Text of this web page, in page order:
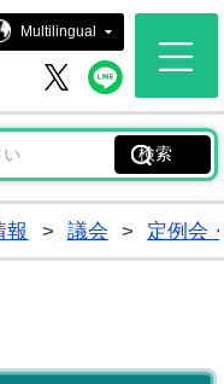
中島村ホ
Multilingual
中島村 X中島
報 > 議会 > 定例会